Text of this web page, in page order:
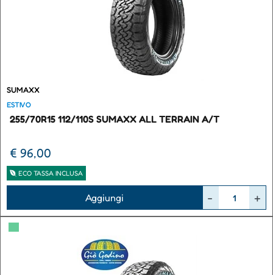
SUMAXX
ESTIVO
255/70R15 112/110S SUMAXX ALL TERRAIN A/T
€ 96,00
ECO TASSA INCLUSA
Aggiungi
▀